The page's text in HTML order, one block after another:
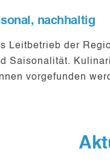
nachhaltig
Leitbetrieb der
Saisonalität.
vorgefunden